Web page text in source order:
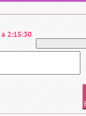
à 2:15:30